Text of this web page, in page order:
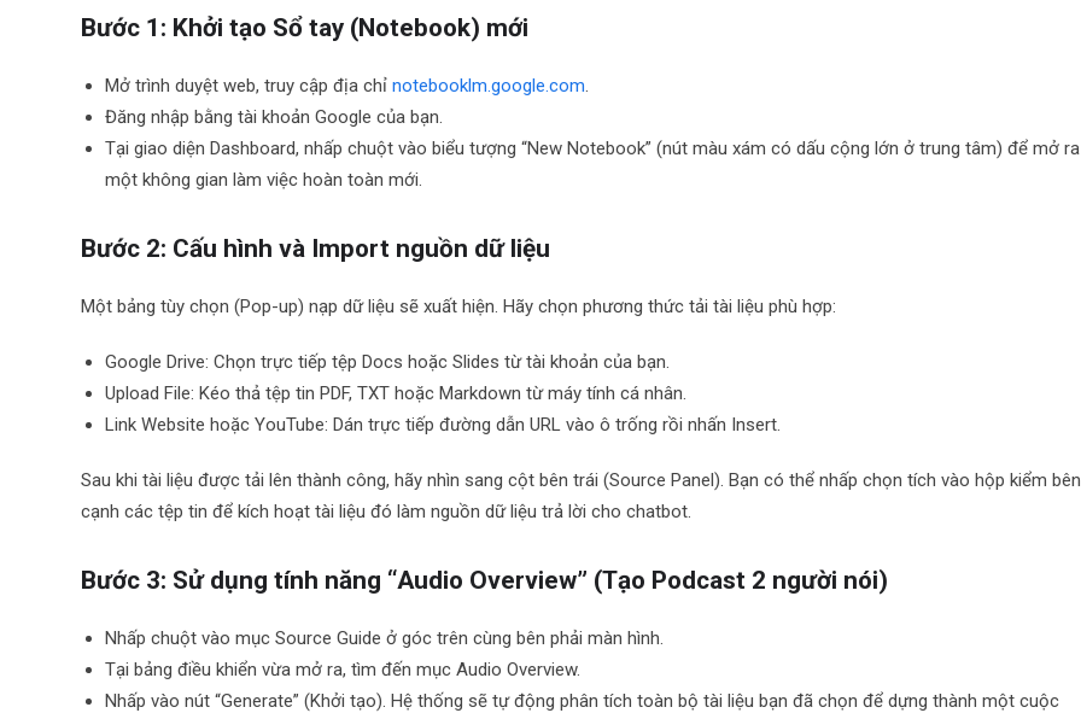
Bước 1: Khởi tạo Sổ tay (Notebook) mới
Mở trình duyệt web, truy cập địa chỉnotebooklm.google.com.
Đăng nhập bằng tài khoản Google của bạn.
Tại giao diện Dashboard, nhấp chuột vào biểu tượng “New Notebook” (nút màu xám có dấu cộng lớn ở trung tâm) để mở ra
một không gian làm việc hoàn toàn mới.
Bước 2: Cấu hình và Import nguồn dữ liệu
Một bảng tùy chọn (Pop-up) nạp dữ liệu sẽ xuất hiện. Hãy chọn phương thức tải tài liệu phù hợp:
Google Drive: Chọn trực tiếp tệp Docs hoặc Slides từ tài khoản của bạn.
Upload File: Kéo thả tệp tin PDF, TXT hoặc Markdown từ máy tính cá nhân.
Link Website hoặc YouTube: Dán trực tiếp đường dẫn URL vào ô trống rồi nhấn Insert.
Sau khi tài liệu được tải lên thành công, hãy nhìn sang cột bên trái (Source Panel). Bạn có thể nhấp chọn tích vào hộp kiểm bên
cạnh các tệp tin để kích hoạt tài liệu đó làm nguồn dữ liệu trả lời cho chatbot.
Bước 3: Sử dụng tính năng “Audio Overview” (Tạo Podcast 2 người nói)
Nhấp chuột vào mục Source Guide ở góc trên cùng bên phải màn hình.
Tại bảng điều khiển vừa mở ra, tìm đến mục Audio Overview.
Nhấp vào nút “Generate” (Khởi tạo). Hệ thống sẽ tự động phân tích toàn bộ tài liệu bạn đã chọn để dựng thành một cuộc